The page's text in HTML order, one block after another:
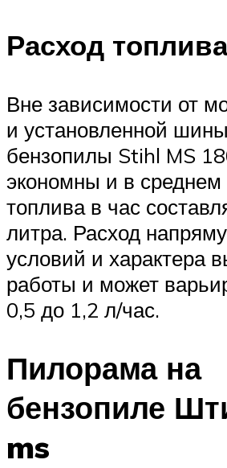
Расход
Вне зависимости от
и установленной
бензопилы Stihl MS
экономны и в среднем
топлива в час
литра. Расход
условий и характера
работы и может
0,5 до 1,2 л/час.
Пилорама на
бензопиле
ms